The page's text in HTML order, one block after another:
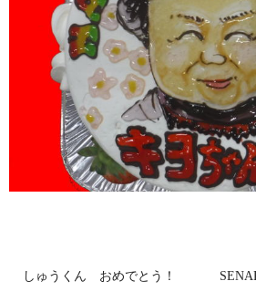
しゅうくん おめでとう！